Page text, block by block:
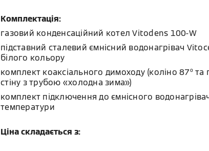
Комплектація:
газовий конденсаційний котел Vitodens 100-W
підставний сталевий ємнісний водонагрівач
білого кольору
комплект коаксіального димоходу (коліно 87º та
стіну з трубою «холодна зима»)
комплект підключення до ємнісного
температури
Ціна складається з: